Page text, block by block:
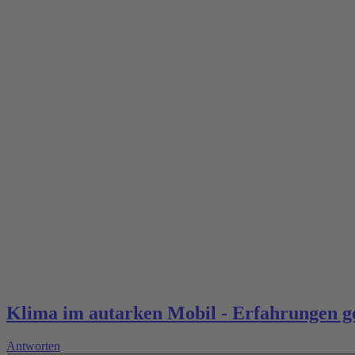
Klima im autarken Mobil - Erfahrungen
Antworten